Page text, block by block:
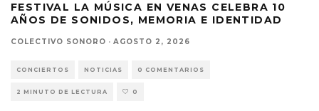
FESTIVAL LA MÚSICA EN VENAS CELEBRA 10
AÑOS DE SONIDOS, MEMORIA E IDENTIDAD
COLECTIVO SONORO · AGOSTO 2, 2026
CONCIERTOS NOTICIAS 0 COMENTARIOS
2 MINUTO DE LECTURA 0